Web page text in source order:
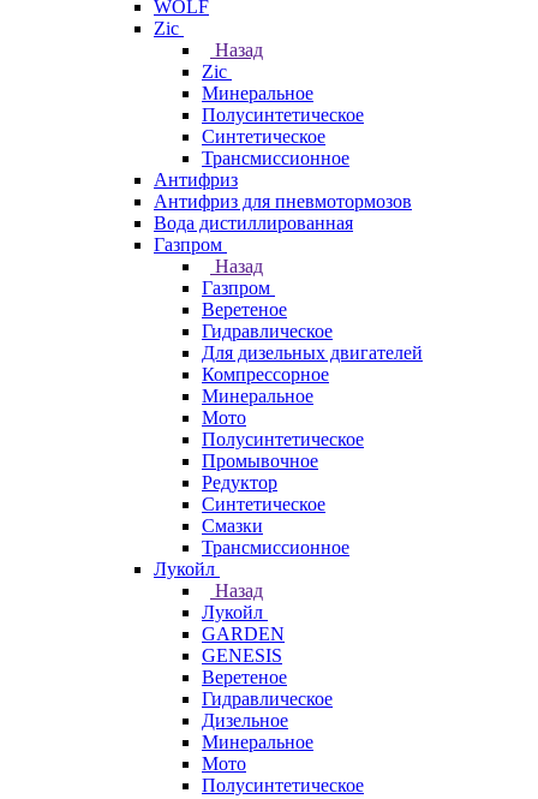
WOLF
Zic
Назад
Zic
Минеральное
Полусинтетическое
Синтетическое
Трансмиссионное
Антифриз
Антифриз для пневмотормозов
Вода дистиллированная
Газпром
Назад
Газпром
Веретеное
Гидравлическое
Для дизельных двигателей
Компрессорное
Минеральное
Мото
Полусинтетическое
Промывочное
Редуктор
Синтетическое
Смазки
Трансмиссионное
Лукойл
Назад
Лукойл
GARDEN
GENESIS
Веретеное
Гидравлическое
Дизельное
Минеральное
Мото
Полусинтетическое